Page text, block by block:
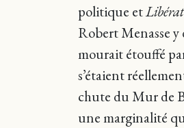
politique et
Robert Menasse
mourait étouffé
s’étaient
chute du Mur de
une marginalité